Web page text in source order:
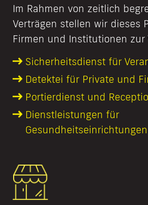
Im Rahmen von zeitlich
Verträgen stellen wir dieses
Firmen und Institutionen zur
Sicherheits­dienst für
Detektei für Private und
Portierdienst und
Dienstleistungen für
Gesundheitseinrichtungen